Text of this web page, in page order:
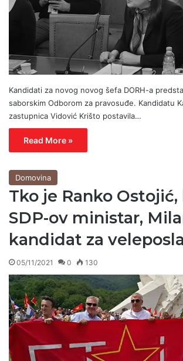
Kandidati za novog novog šefa DORH-a
saborskim Odborom za pravosuđe. Kandidatu
zastupnica Vidović Krišto postavila…
Read More »
Domovina
Tko je Ranko Ostojić,
SDP-ov ministar,
kandidat za
05/11/2021 0 130